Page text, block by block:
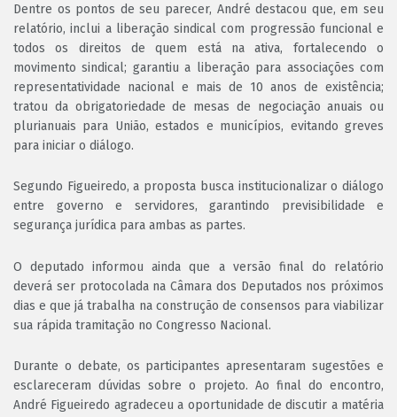
Dentre os pontos de seu parecer, André destacou que, em seu
relatório, inclui a liberação sindical com progressão funcional e
todos os direitos de quem está na ativa, fortalecendo o
movimento sindical; garantiu a liberação para associações com
representatividade nacional e mais de 10 anos de existência;
tratou da obrigatoriedade de mesas de negociação anuais ou
plurianuais para União, estados e municípios, evitando greves
para iniciar o diálogo.
Segundo Figueiredo, a proposta busca institucionalizar o diálogo
entre governo e servidores, garantindo previsibilidade e
segurança jurídica para ambas as partes.
O deputado informou ainda que a versão final do relatório
deverá ser protocolada na Câmara dos Deputados nos próximos
dias e que já trabalha na construção de consensos para viabilizar
sua rápida tramitação no Congresso Nacional.
Durante o debate, os participantes apresentaram sugestões e
esclareceram dúvidas sobre o projeto. Ao final do encontro,
André Figueiredo agradeceu a oportunidade de discutir a matéria